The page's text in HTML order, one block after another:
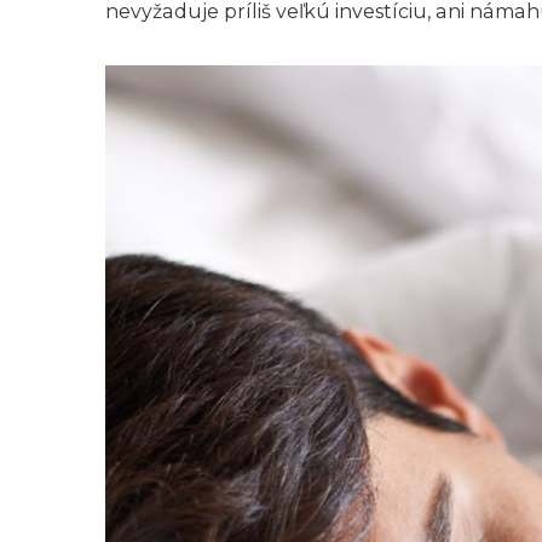
nevyžaduje príliš veľkú investíciu, ani